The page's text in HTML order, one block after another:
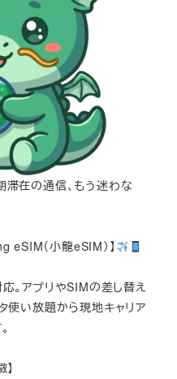
滞在の通信、もう迷わな
eSIM（小龍eSIM）】
。アプリやSIMの差し替え
使い放題から現地キャリア